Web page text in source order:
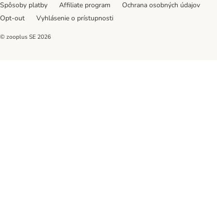
Spôsoby platby
Affiliate program
Ochrana osobných údajov
Opt-out
Vyhlásenie o prístupnosti
© zooplus SE 2026